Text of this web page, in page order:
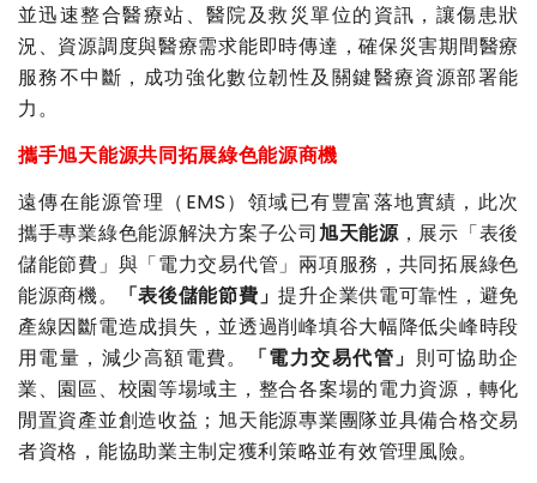
並迅速整合醫療站、醫院及救災單位的資訊，讓傷患狀
況、資源調度與醫療需求能即時傳達，確保災害期間醫療
服務不中斷，成功強化數位韌性及關鍵醫療資源部署能
力。
攜手旭天能源共同拓展綠色能源商機
遠傳在能源管理（EMS）領域已有豐富落地實績，此次
攜手專業綠色能源解決方案子公司旭天能源，展示「表後
儲能節費」與「電力交易代管」兩項服務，共同拓展綠色
能源商機。
「表後儲能節費」提升企業供電可靠性，避免
產線因斷電造成損失，並透過削峰填谷大幅降低尖峰時段
用電量，減少高額電費。
「電力交易代管」 則可協助企
業、園區、校園等場域主，整合各案場的電力資源，轉化
閒置資產並創造收益；旭天能源專業團隊並具備合格交易
者資格，能協助業主制定獲利策略並有效管理風險。